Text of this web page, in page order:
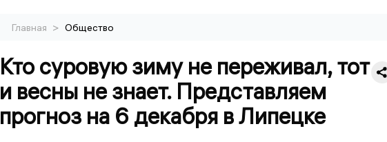
Главная > Общество
Кто суровую зиму не переживал, тот
и весны не знает. Представляем
прогноз на 6 декабря в Липецке